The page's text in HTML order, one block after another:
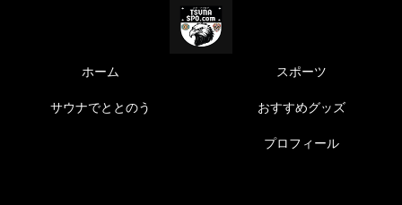
ホーム スポーツ
サウナでととのう おすすめグッズ
プロフィール